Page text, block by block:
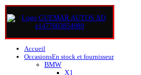
Accueil
OccasionsEn stock et fournisseur
BMW
X1